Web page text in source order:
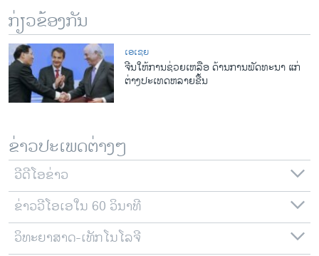
ສຽງ
ລາຍການກະຈາຍສຽງ
ລາຍງານ
ຕິດຕາມພວກເຮົາ ທີ່
ພາສາຕ່າງໆ
ກ່ຽວຂ້ອງກັນ
ເອເຊຍ
ຈີນໃຫ້ການຊ່ວຍເຫລືອ ດ້ານການພັດທະນາ ແກ່
ຕ່າງປະເທດຫລາຍຂື້ນ
ຂ່າວປະເພດຕ່າງໆ
ວີດີໂອຂ່າວ
ຂ່າວວີໂອເອໃນ 60 ວິນາທີ
ວິທະຍາສາດ-ເທັກໂນໂລຈີ